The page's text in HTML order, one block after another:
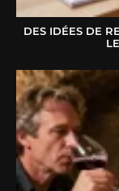
DES IDÉES DE